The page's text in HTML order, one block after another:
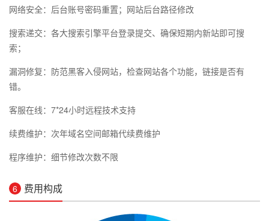
网络安全：后台账号密码重置；网站后台路径修改
搜索递交：各大搜索引擎平台登录提交、确保短期内新站即可搜
索；
漏洞修复：防范黑客入侵网站，检查网站各个功能，链接是否有
错。
客服在线：7*24小时远程技术支持
续费维护：次年域名空间邮箱代续费维护
程序维护：细节修改次数不限
6 费用构成